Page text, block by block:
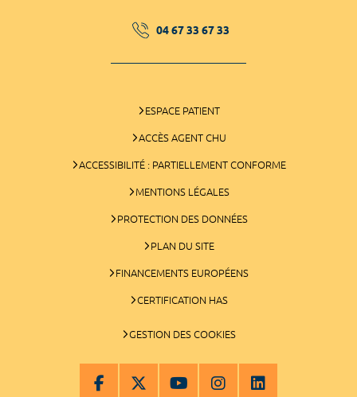
04 67 33 67 33
ESPACE PATIENT
ACCÈS AGENT CHU
ACCESSIBILITÉ : PARTIELLEMENT CONFORME
MENTIONS LÉGALES
PROTECTION DES DONNÉES
PLAN DU SITE
FINANCEMENTS EUROPÉENS
CERTIFICATION HAS
GESTION DES COOKIES